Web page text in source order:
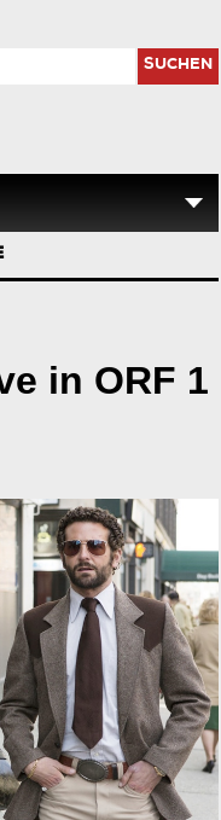
SUCHEN
in ORF 1